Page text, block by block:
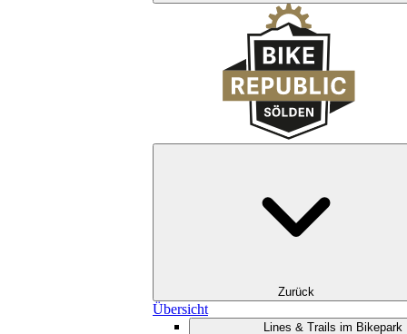
Zurück
Übersicht
Lines & Trails im Bikepark